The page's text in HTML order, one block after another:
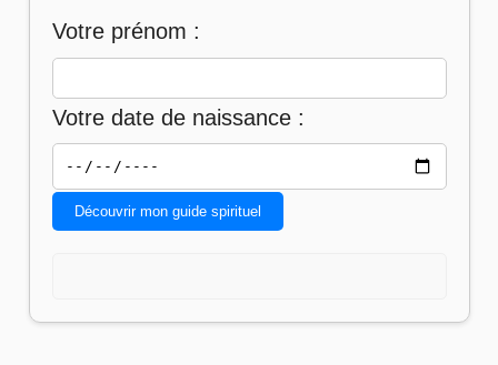
Votre prénom :
Votre date de naissance :
Découvrir mon guide spirituel